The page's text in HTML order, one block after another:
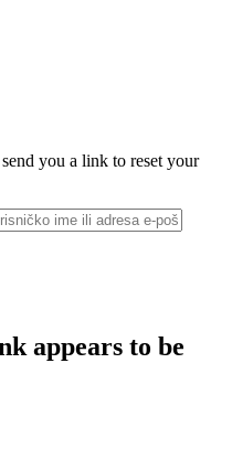
you a link to reset your
appears to be